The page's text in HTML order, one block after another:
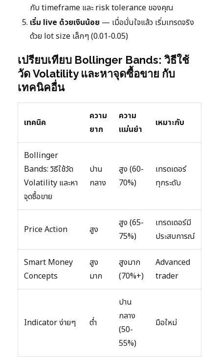
กับ timeframe และ risk tolerance ของคุณ
เริ่ม live ด้วยเงินน้อย — เมื่อมั่นใจแล้ว เริ่มเทรดจริง
ด้วย lot size เล็กๆ (0.01-0.05)
เปรียบเทียบ Bollinger Bands: วิธีใช้
วัด Volatility และหาจุดซื้อขาย กับ
เทคนิคอื่น
เทคนิค
ความ
ยาก
ความ
แม่นยำ
เหมาะกับ
Bollinger
Bands: วิธีใช้วัด
Volatility และหา
จุดซื้อขาย
ปาน
กลาง
สูง (60-
70%)
เทรดเดอร์
ทุกระดับ
Price Action สูง
สูง (65-
75%)
เทรดเดอร์มี
ประสบการณ์
Smart Money
Concepts
สูง
มาก
สูงมาก
(70%+)
Advanced
trader
Indicator ง่ายๆ ต่ำ
ปาน
กลาง
(50-
55%)
มือใหม่